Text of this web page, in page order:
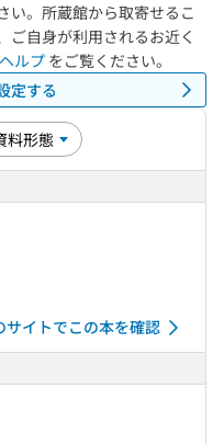
い。所蔵館から取寄せるこ
ご自身が利用されるお近く
ヘルプ をご覧ください。
定する
イトでこの本を確認